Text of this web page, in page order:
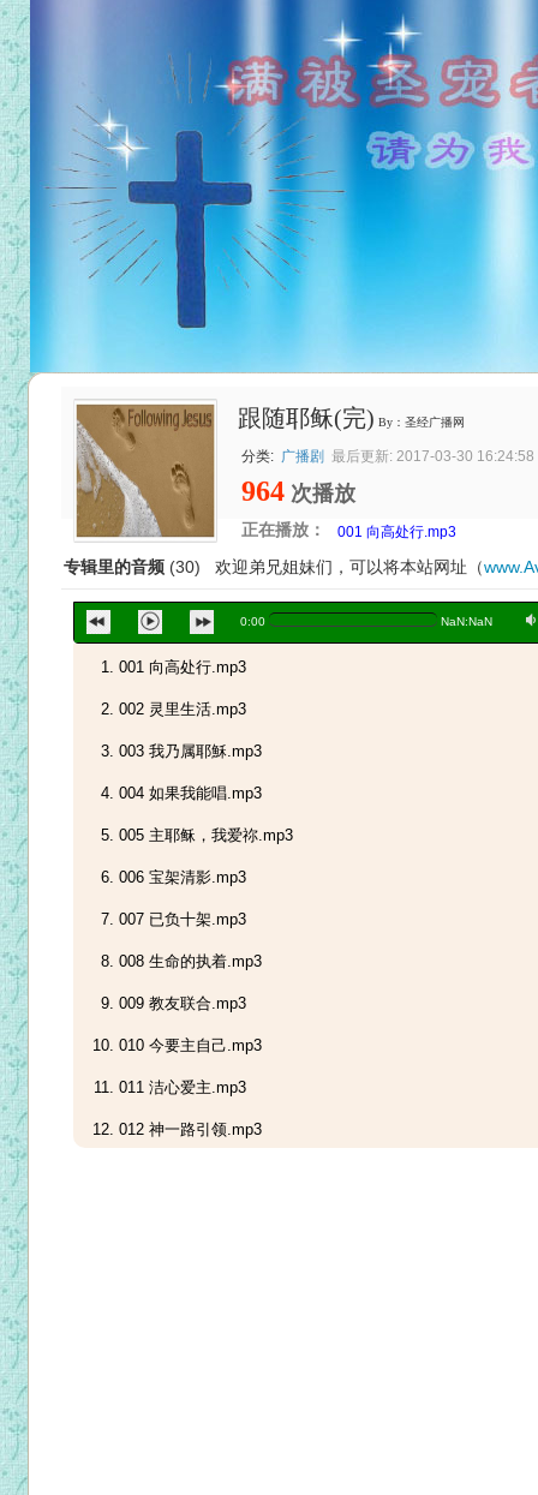
跟随耶稣(完) By：圣经广播网
分类: 广播剧 最后更新: 2017-03-30 16:24:58
964 次播放
正在播放：
专辑里的音频 (30) 欢迎弟兄姐妹们，可以将本站网址（
0:00 NaN:NaN a
001 向高处行.mp3
001 向高处行.mp3
002 灵里生活.mp3
003 我乃属耶穌.mp3
004 如果我能唱.mp3
005 主耶稣，我爱祢.mp3
006 宝架清影.mp3
007 已负十架.mp3
008 生命的执着.mp3
009 教友联合.mp3
010 今要主自己.mp3
011 洁心爱主.mp3
012 神一路引领.mp3